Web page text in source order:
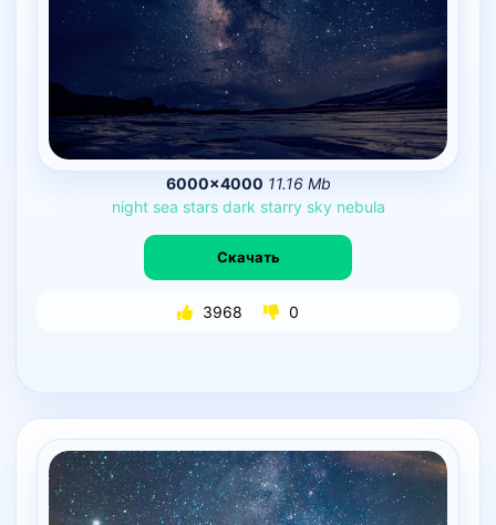
6000×4000 11.16 Mb
night sea stars dark starry sky nebula
Скачать
3968 0